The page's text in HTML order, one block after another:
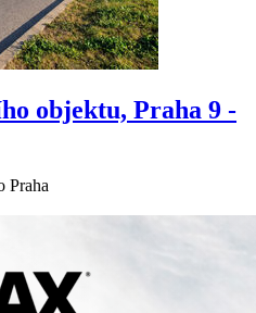
objektu, Praha 9 -
Praha